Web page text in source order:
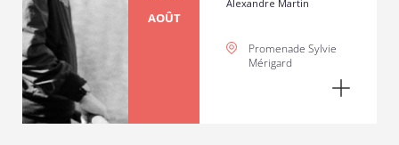
AOÛT
Alexandre Martin
Promenade Sylvie
Mérigard